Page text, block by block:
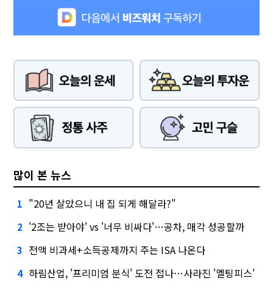
많이 본 뉴스
1 "20년 살았으니 내 집 되게 해달라?"
2 '2조는 받아야' vs '너무 비싸다'…공차, 매각 성공할까
3 전액 비과세+소득공제까지 주는 ISA 나온다
4 하림산업, '프리미엄 분식' 도전 접나…사라진 '멜팅피스'